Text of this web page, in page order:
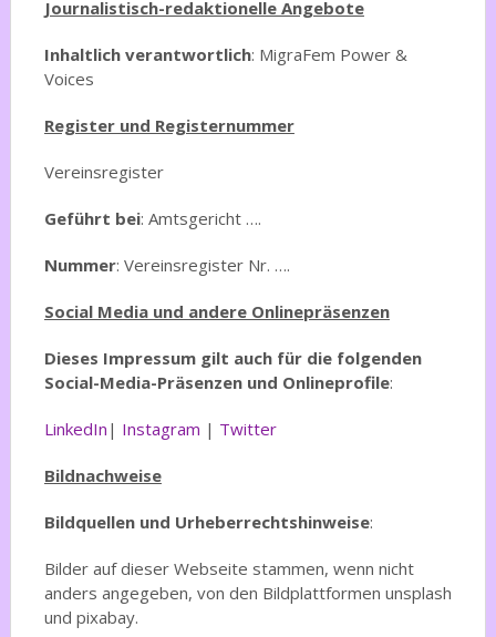
Journalistisch-redaktionelle Angebote
Inhaltlich verantwortlich: MigraFem Power &
Voices
Register und Registernummer
Vereinsregister
Geführt bei: Amtsgericht ….
Nummer: Vereinsregister Nr. ….
Social Media und andere Onlinepräsenzen
Dieses Impressum gilt auch für die folgenden
Social-Media-Präsenzen und Onlineprofile:
LinkedIn | Instagram | Twitter
Bildnachweise
Bildquellen und Urheberrechtshinweise:
Bilder auf dieser Webseite stammen, wenn nicht
anders angegeben, von den Bildplattformen unsplash
und pixabay.